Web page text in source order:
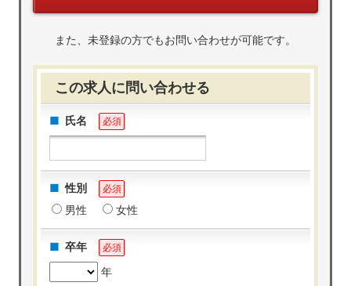
また、未登録の方でもお問い合わせが可能です。
この求人に問い合わせる
氏名 必須
性別 必須
男性 女性
卒年 必須
年